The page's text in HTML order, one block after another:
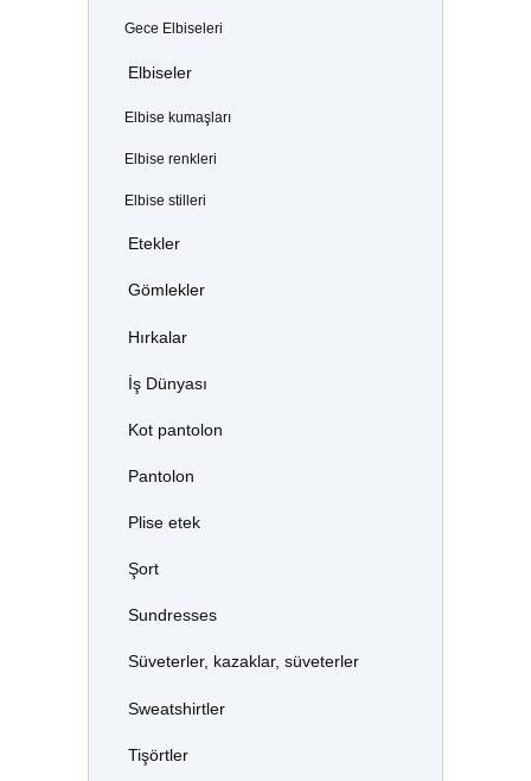
Gece Elbiseleri
Elbiseler
Elbise kumaşları
Elbise renkleri
Elbise stilleri
Etekler
Gömlekler
Hırkalar
İş Dünyası
Kot pantolon
Pantolon
Plise etek
Şort
Sundresses
Süveterler, kazaklar, süveterler
Sweatshirtler
Tişörtler